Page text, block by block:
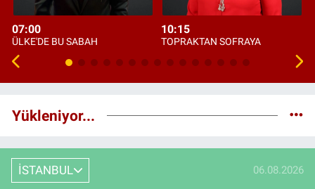
07:00
ÜLKE'DE BU SABAH
10:15
TOPRAKTAN SOFRAYA
Yükleniyor...
İSTANBUL 06.08.2026